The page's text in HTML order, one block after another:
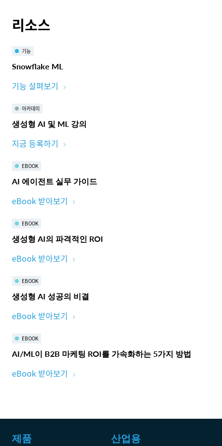
리소스
기능
Snowflake ML
기능 살펴보기
아카데미
생성형 AI 및 ML 강의
지금 등록하기
EBOOK
AI 에이전트 실무 가이드
eBook 받아보기
EBOOK
생성형 AI의 파격적인 ROI
eBook 받아보기
EBOOK
생성형 AI 성공의 비결
eBook 받아보기
EBOOK
AI/ML이 B2B 마케팅 ROI를 가속화하는 5가지 방법
eBook 받아보기
제품 산업용